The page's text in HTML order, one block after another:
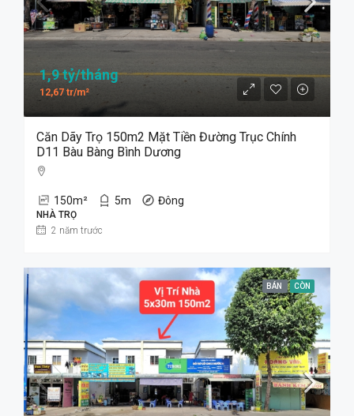
1,9 tỷ/tháng
12,67 tr/m²
Căn Dãy Trọ 150m2 Mặt Tiền Đường Trục Chính
D11 Bàu Bàng Bình Dương
150m² 5m Đông
NHÀ TRỌ
2 năm trước
BÁN CÒN